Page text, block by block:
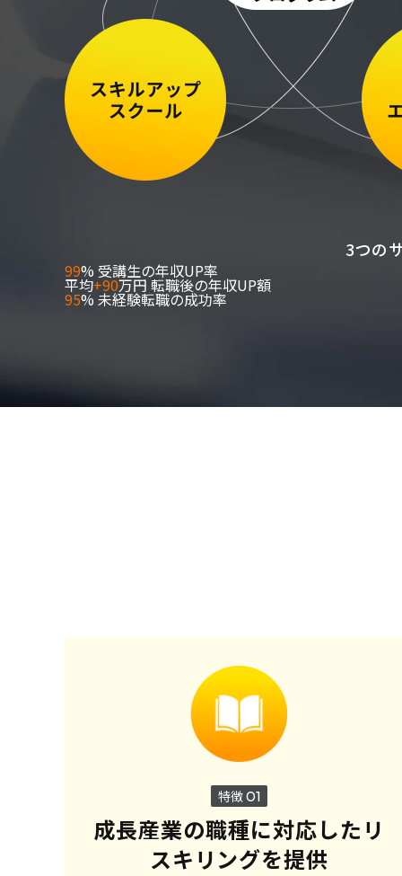
3つの
99% 受講生の年収UP率
平均+90万円 転職後の年収UP額
95% 未経験転職の成功率
特徴01
成長産業の職種に対応した リ
スキリングを提供